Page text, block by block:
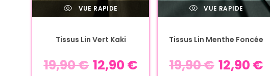
VUE RAPIDE
Tissus Lin Vert Kaki
19,90€ 12,90 €
VUE RAPIDE
Tissus Lin Menthe Foncée
19,90€ 12,90 €